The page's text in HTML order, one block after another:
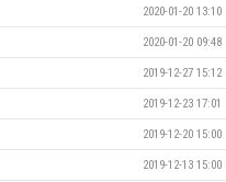
2020-01-20 13:10
2020-01-20 09:48
2019-12-27 15:12
2019-12-23 17:01
2019-12-20 15:00
2019-12-13 15:00